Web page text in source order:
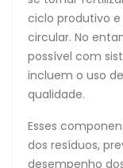
ciclo produtivo
circular. No
possível com
incluem o uso
qualidade.
Esses
dos resíduos,
desempenho